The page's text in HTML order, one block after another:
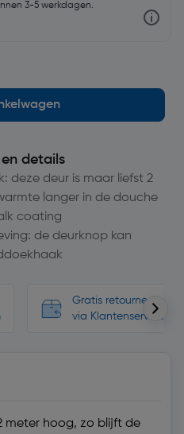
3-5 werkdagen.
en details
deze deur is maar liefst 2
langer in de douche
coating
de deurknop kan
Gratis retourneren,
via Klantenservice
meter hoog, zo blijft de